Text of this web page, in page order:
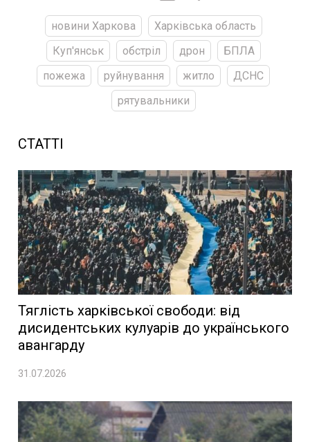
новини Харкова
Харківська область
Куп'янськ
обстріл дрон
БПЛА
пожежа
руйнування житло
ДСНС
рятувальники
СТАТТІ
Тяглість харківської свободи: від
дисидентських кулуарів до українського
авангарду
31.07.2026